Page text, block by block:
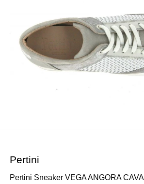
Pertini
Pertini Sneaker VEGA ANGORA CAVA